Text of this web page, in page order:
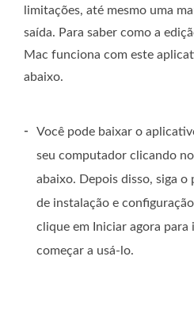
limitações, até mesmo uma
saída. Para saber como a
Mac funciona com este
abaixo.
-
Você pode baixar o
seu computador clicando
abaixo. Depois disso, siga
de instalação e
clique em Iniciar agora
começar a usá-lo.